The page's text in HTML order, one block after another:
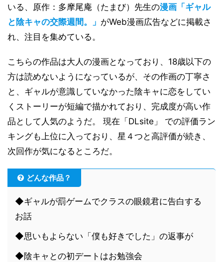
いる、原作：多摩尾庵（たまび）先生の漫画「ギャル
と陰キャの交際週間。」 がWeb漫画広告などに掲載さ
れ、注目を集めている。
こちらの作品は大人の漫画となっており、18歳以下の
方は読めないようになっているが、その作画の丁寧さ
と、ギャルが意識していなかった陰キャに恋をしてい
くストーリーが短編で描かれており、完成度が高い作
品として人気のようだ。 現在「DLsite」 での評価ラン
キングも上位に入っており、星４つと高評価が続き、
次回作が気になるところだ。
どんな作品？
◆ギャルが罰ゲームでクラスの眼鏡君に告白する
お話
◆思いもよらない「僕も好きでした」の返事が
◆陰キャとの初デートはお勉強会